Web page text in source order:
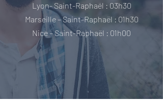
Lyon- Saint-Raphaël : 03h30
Marseille – Saint-Raphaël : 01h30
Nice – Saint-Raphaël : 01h00